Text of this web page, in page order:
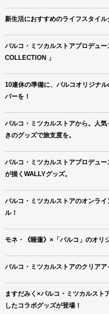
新生活におすすめのライフスタイル
パルコ・ミツカルストアプロデュ
COLLECTION 」
10連休の準備に、パルコオリジナ
バーを！
パルコ・ミツカルストアから。人
きのグッズで旅支度を。
パルコ・ミツカルストアプロデュ
が描くWALLYグッズ。
パルコ・ミツカルストアのオンラ
ル！
モネ・《睡蓮》×「パルコ」のオリ
パルコ・ミツカルストアのクリアア
ますだみく×パルコ・ミツカルスト
したコラボグッズが登場！